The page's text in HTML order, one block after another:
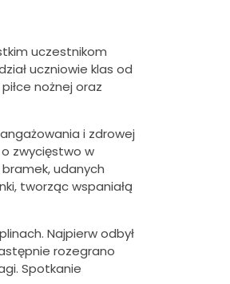
uczestnikom
uczniowie klas od
nożnej oraz
i zdrowej
zwycięstwo w
udanych
tworząc wspaniałą
Najpierw odbył
rozegrano
Spotkanie